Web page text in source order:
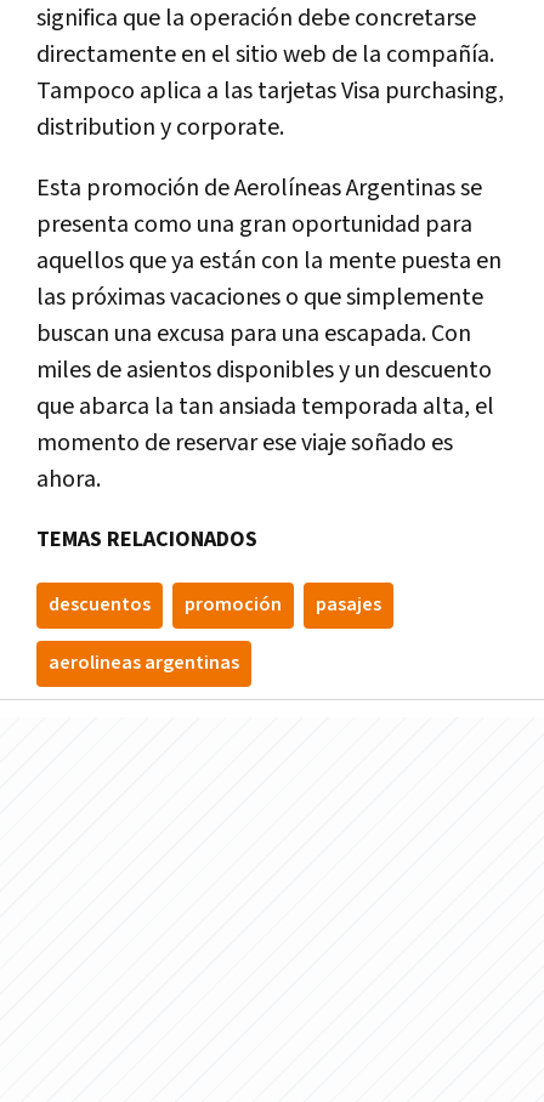
significa que la operación debe concretarse
directamente en el sitio web de la compañía.
Tampoco aplica a las tarjetas Visa purchasing,
distribution y corporate.
Esta promoción de Aerolíneas Argentinas se
presenta como una gran oportunidad para
aquellos que ya están con la mente puesta en
las próximas vacaciones o que simplemente
buscan una excusa para una escapada. Con
miles de asientos disponibles y un descuento
que abarca la tan ansiada temporada alta, el
momento de reservar ese viaje soñado es
ahora.
TEMAS RELACIONADOS
descuentos promoción pasajes
aerolineas argentinas